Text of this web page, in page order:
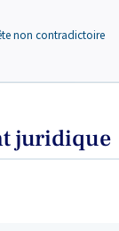
non contradictoire
juridique